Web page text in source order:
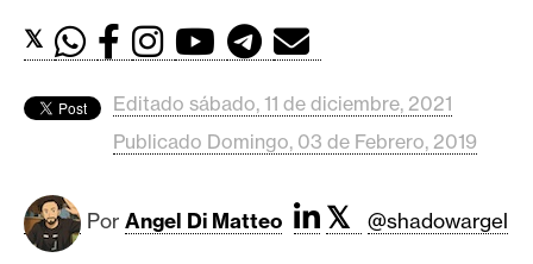
M
a
𝕏
Editado sábado, 11 de diciembre, 2021
Publicado Domingo, 03 de Febrero, 2019
Por Angel Di Matteo 𝕏 @shadowargel